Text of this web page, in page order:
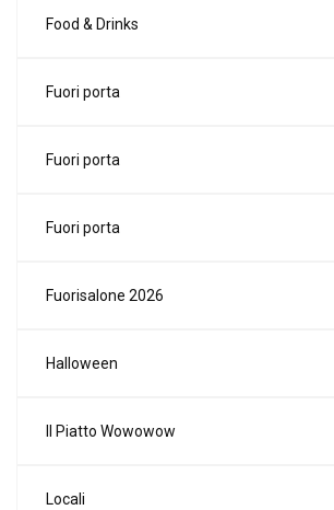
Food & Drinks
Fuori porta
Fuori porta
Fuori porta
Fuorisalone 2026
Halloween
Il Piatto Wowowow
Locali